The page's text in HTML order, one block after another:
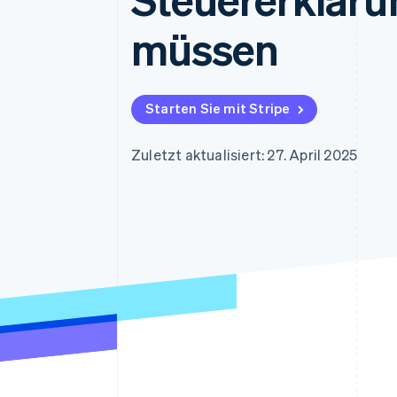
Autorisierungsraten
Beschleunigter Bezahlvorgang
Financial Connections
müssen
Starten Sie mit Stripe
Zuletzt aktualisiert: 27. April 2025